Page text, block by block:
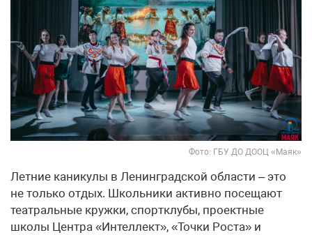
Фото: ГБУ ДО ДООЦ «Маяк»
Летние каникулы в Ленинградской области – это
не только отдых. Школьники активно посещают
театральные кружки, спортклубы, проектные
школы Центра «Интеллект», «Точки Роста» и